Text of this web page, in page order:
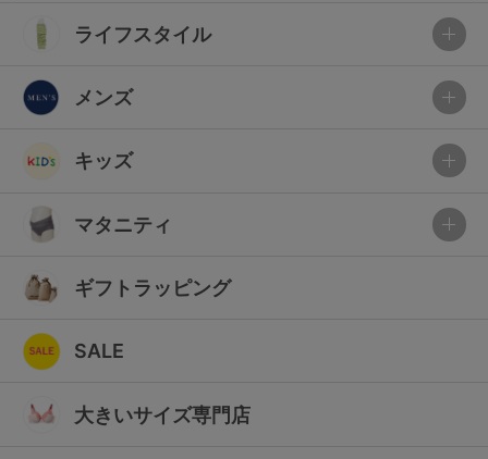
ライフスタイル
メンズ
キッズ
マタニティ
ギフトラッピング
SALE
大きいサイズ専門店